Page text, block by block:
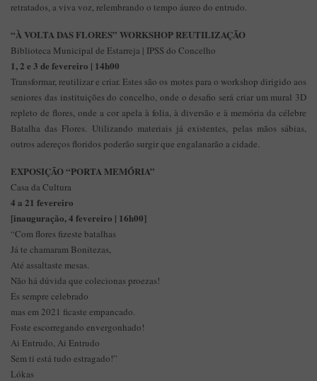
retratados, a viva voz, relembrando o tempo áureo do entrudo.
“À VOLTA DAS FLORES” WORKSHOP REUTILIZAÇÃO
Biblioteca Municipal de Estarreja | IPSS do Concelho
1, 2 e 3 de fevereiro | 14h00
Transformar, reutilizar e criar. Estes são os motes para o workshop dirigido aos
seniores das instituições do concelho, onde o desafio será criar um mural 3D
repleto de flores, onde a cor apela à folia, à diversão e à memória da célebre
Batalha das Flores. Utilizando materiais já existentes, pelas mãos sábias,
outros adereços floridos poderão surgir que engalanarão a cidade.
EXPOSIÇÃO “PORTA MEMÓRIA”
Casa da Cultura
4 a 21 fevereiro
[inauguração, 4 fevereiro | 16h00]
“Com flores fizeste batalhas
Já te chamaram Bonitezas,
Até assaltaste mesas.
Não há dúvida que colecionas proezas!
És sempre celebrado
mas em 2021 ficaste empancado.
Foste escorregando envergonhado!
Ai Entrudo, Ai Entrudo
Sem ti está tudo estragado!”
Lókas